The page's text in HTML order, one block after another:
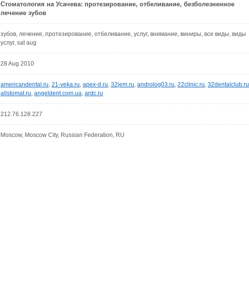
Стоматология на Усачева: протезирование, отбеливание, безболезненное
лечение зубов
зубов, лечение, протезирование, отбеливание, услуг, внимание, виниры, все виды, виды
услуг, sat aug
28 Aug 2010
americandental.ru, 21-veka.ru, apex-d.ru, 32jem.ru, androlog03.ru, 22clinic.ru, 32dentalclub.ru
allstomat.ru, angeldent.com.ua, ardc.ru
212.76.128.227
Moscow, Moscow City, Russian Federation, RU